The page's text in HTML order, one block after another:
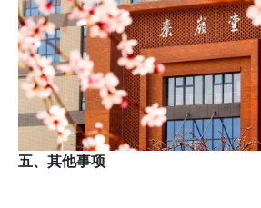
五、其他事项